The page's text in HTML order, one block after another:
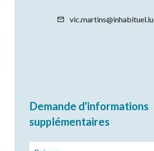
vic.martins@inhabituel.lu
Demande d'informations
supplémentaires